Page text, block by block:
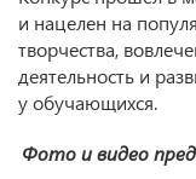
и нацелен на
творчества,
деятельность и
у обучающихся.
Фото и видео